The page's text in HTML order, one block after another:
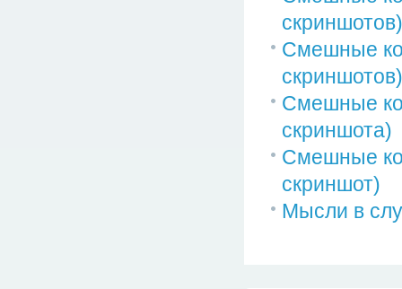
скриншотов)
Смешные
скриншотов)
Смешные
скриншота)
Смешные
скриншот)
Мысли в